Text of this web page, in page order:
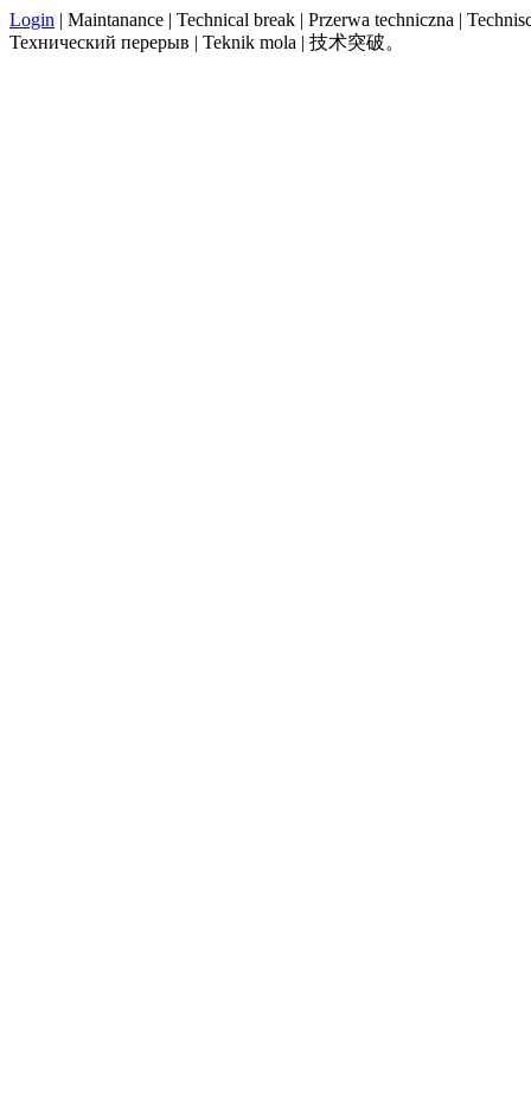
Login | Maintanance | Technical break | Przerwa techniczna |
Технический перерыв | Teknik mola | 技术突破。